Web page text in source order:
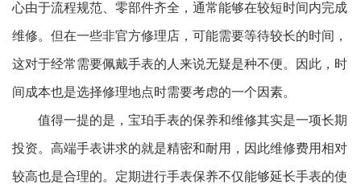
心由于流程规范、零部件齐全，通常能够在较短时间内完成
维修。但在一些非官方修理店，可能需要等待较长的时间，
这对于经常需要佩戴手表的人来说无疑是种不便。因此，时
间成本也是选择修理地点时需要考虑的一个因素。
值得一提的是，宝珀手表的保养和维修其实是一项长期
投资。高端手表讲求的就是精密和耐用，因此维修费用相对
较高也是合理的。定期进行手表保养不仅能够延长手表的使